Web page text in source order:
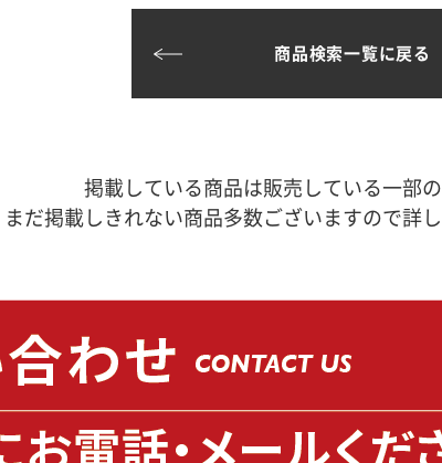
商品検索一覧に戻る
掲載している商品は販売している一部
まだ掲載しきれない商品多数ございますので詳